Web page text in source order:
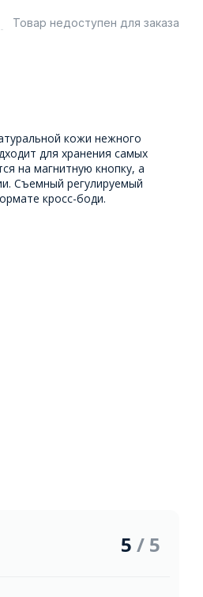
Товар недоступен для заказа
кожи нежного
для хранения самых
на магнитную кнопку, а
Съемный регулируемый
кросс-боди.
5 / 5